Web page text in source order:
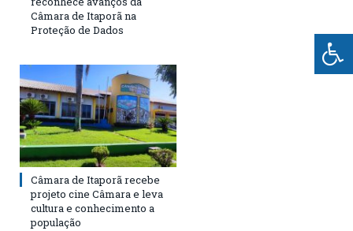
Câmara de Itaporã na
Proteção de Dados
Câmara de Itaporã recebe
projeto cine Câmara e leva
cultura e conhecimento a
população